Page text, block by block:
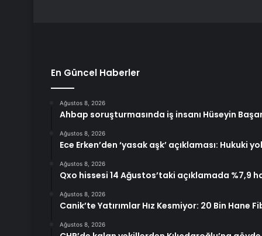
En Güncel Haberler
Ağustos 8, 2026
Ahbap soruşturmasında iş insanı Hüseyin
Ağustos 8, 2026
Ece Erken’den ‘yasak aşk’ açıklaması: Hukuki
Ağustos 8, 2026
Qxo hissesi 14 Ağustos’taki açıklamada %7,9
Ağustos 8, 2026
Canik’te Yatırımlar Hız Kesmiyor: 20 Bin Hane
Ağustos 8, 2026